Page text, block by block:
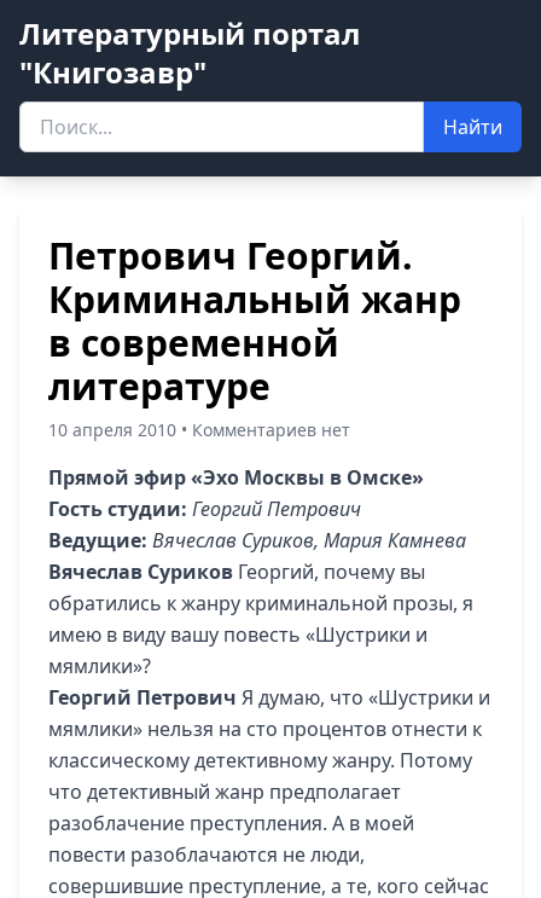
Литературный портал
"Книгозавр"
Найти
Петрович Георгий.
Криминальный жанр
в современной
литературе
10 апреля 2010 • Комментариев нет
Прямой эфир «Эхо Москвы в Омске»
Гость студии: Георгий Петрович
Ведущие: Вячеслав Суриков, Мария Камнева
Вячеслав Суриков Георгий, почему вы
обратились к жанру криминальной прозы, я
имею в виду вашу повесть «Шустрики и
мямлики»?
Георгий Петрович Я думаю, что «Шустрики и
мямлики» нельзя на сто процентов отнести к
классическому детективному жанру. Потому
что детективный жанр предполагает
разоблачение преступления. А в моей
повести разоблачаются не люди,
совершившие преступление, а те, кого сейчас